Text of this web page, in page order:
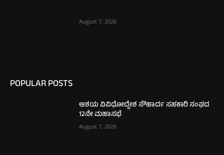
August 7, 2026
POPULAR POSTS
ಆಶಯ ವಿವಿಧೋದ್ದೇಶ ಸೌಹಾರ್ದ ಸಹಕಾರಿ ಸಂಘದ
12ನೇ ಮಹಾಸಭೆ
August 7, 2026